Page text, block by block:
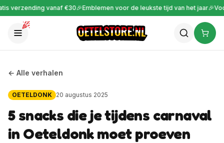
verzending vanaf €30🎉Emblemen voor de leukste tijd van het jaar🎉Voor
← Alle verhalen
OETELDONK 20 augustus 2025
5 snacks die je tijdens carnaval
in Oeteldonk moet proeven